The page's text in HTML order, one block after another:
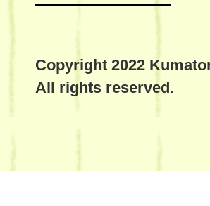
Copyright 2022
All rights reserved.